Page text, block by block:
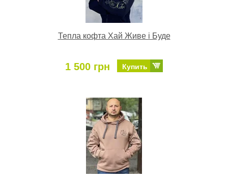
Тепла кофта Хай Живе і Буде
1 500 грн Купить